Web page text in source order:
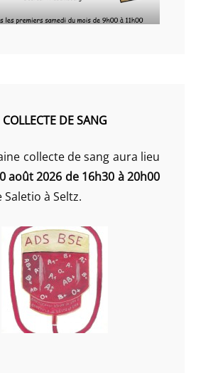
COLLECTE DE SANG
collecte de sang aura lieu
août 2026 de 16h30 à 20h00
Saletio à Seltz.